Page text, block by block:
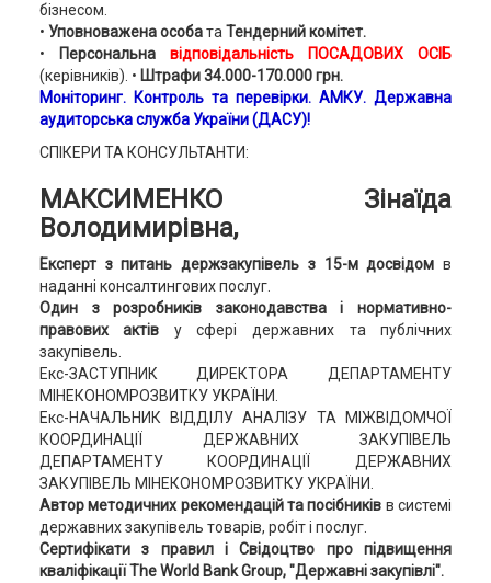
бізнесом.
• Уповноважена особатаТендерний комітет.
•
Персональна відповідальність ПОСАДОВИХ ОСІБ
(керівників). • Штрафи 34.000-170.000 грн.
Моніторинг. Контроль та перевірки. АМКУ. Державна
аудиторська служба України (ДАСУ)!
СПІКЕРИ ТА КОНСУЛЬТАНТИ:
МАКСИМЕНКО Зінаїда
Володимирівна,
Експерт з питань держзакупівель з 15-м досвідомв
наданні консалтингових послуг.
Один з розробників законодавства і нормативно-
правових актів у сфері державних та публічних
закупівель.
Екс-ЗАСТУПНИК ДИРЕКТОРА ДЕПАРТАМЕНТУ
МІНЕКОНОМРОЗВИТКУ УКРАЇНИ.
Екс-НАЧАЛЬНИК ВІДДІЛУ АНАЛІЗУ ТА МІЖВІДОМЧОЇ
КООРДИНАЦІЇ ДЕРЖАВНИХ ЗАКУПІВЕЛЬ
ДЕПАРТАМЕНТУ КООРДИНАЦІЇ ДЕРЖАВНИХ
ЗАКУПІВЕЛЬ МІНЕКОНОМРОЗВИТКУ УКРАЇНИ.
Автор методичних рекомендацій та посібників в системі
державних закупівель товарів, робіт і послуг.
Сертифікати з правил і Свідоцтво про підвищення
кваліфікації The World Bank Group, "Державні закупівлі".